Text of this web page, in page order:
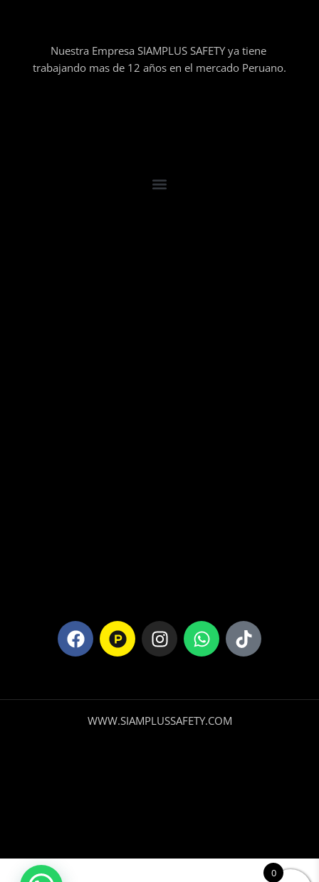
Nuestra Empresa SIAMPLUS SAFETY ya tiene
trabajando mas de 12 años en el mercado Peruano.
WWW.SIAMPLUSSAFETY.COM
0